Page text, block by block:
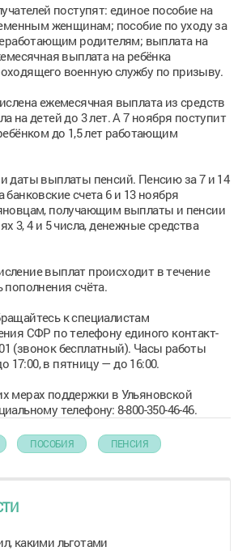
поступят: единое пособие на
женщинам; пособие по уходу за
родителям; выплата на
выплата на ребёнка
военную службу по призыву.
ежемесячная выплата из средств
на детей до 3 лет. А 7 ноября поступит
до 1,5 лет работающим
даты выплаты пенсий. Пенсию за 7 и 14
банковские счета 6 и 13 ноября
получающим выплаты и пенсии
3, 4 и 5 числа, денежные средства
выплат происходит в течение
счёта.
к специалистам
СФР по телефону единого контакт-
01 (звонок бесплатный). Часы работы
17:00, в пятницу — до 16:00.
мерах поддержки в Ульяновской
телефону: 8-800-350-46-46.
ПОСОБИЯ ПЕНСИЯ